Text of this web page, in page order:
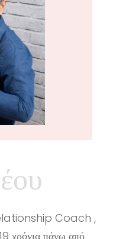
Coach ,
χρόνια πάνω από